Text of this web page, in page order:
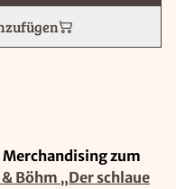
zum
Böhm „Der schlaue